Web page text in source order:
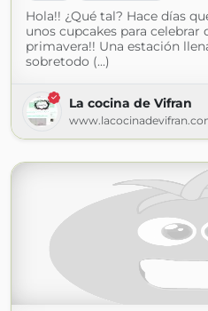
Hola!! ¿Qué tal? Hace días
unos cupcakes para celebrar
primavera!! Una estación
sobretodo (...)
La cocina de Vifran